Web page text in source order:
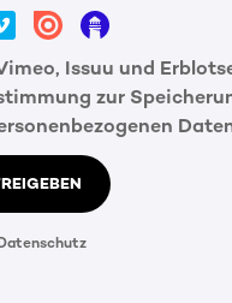
Issuu und
zur